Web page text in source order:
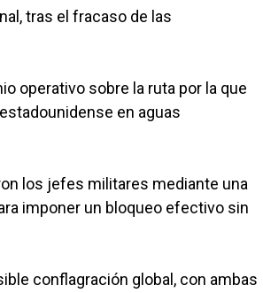
tras el fracaso de las
operativo sobre la ruta por la que
en aguas
los jefes militares mediante una
imponer un bloqueo efectivo sin
conflagración global, con ambas